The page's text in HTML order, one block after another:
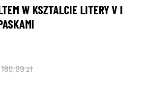
W KSZTALCIE LITERY V I
189,99 zł